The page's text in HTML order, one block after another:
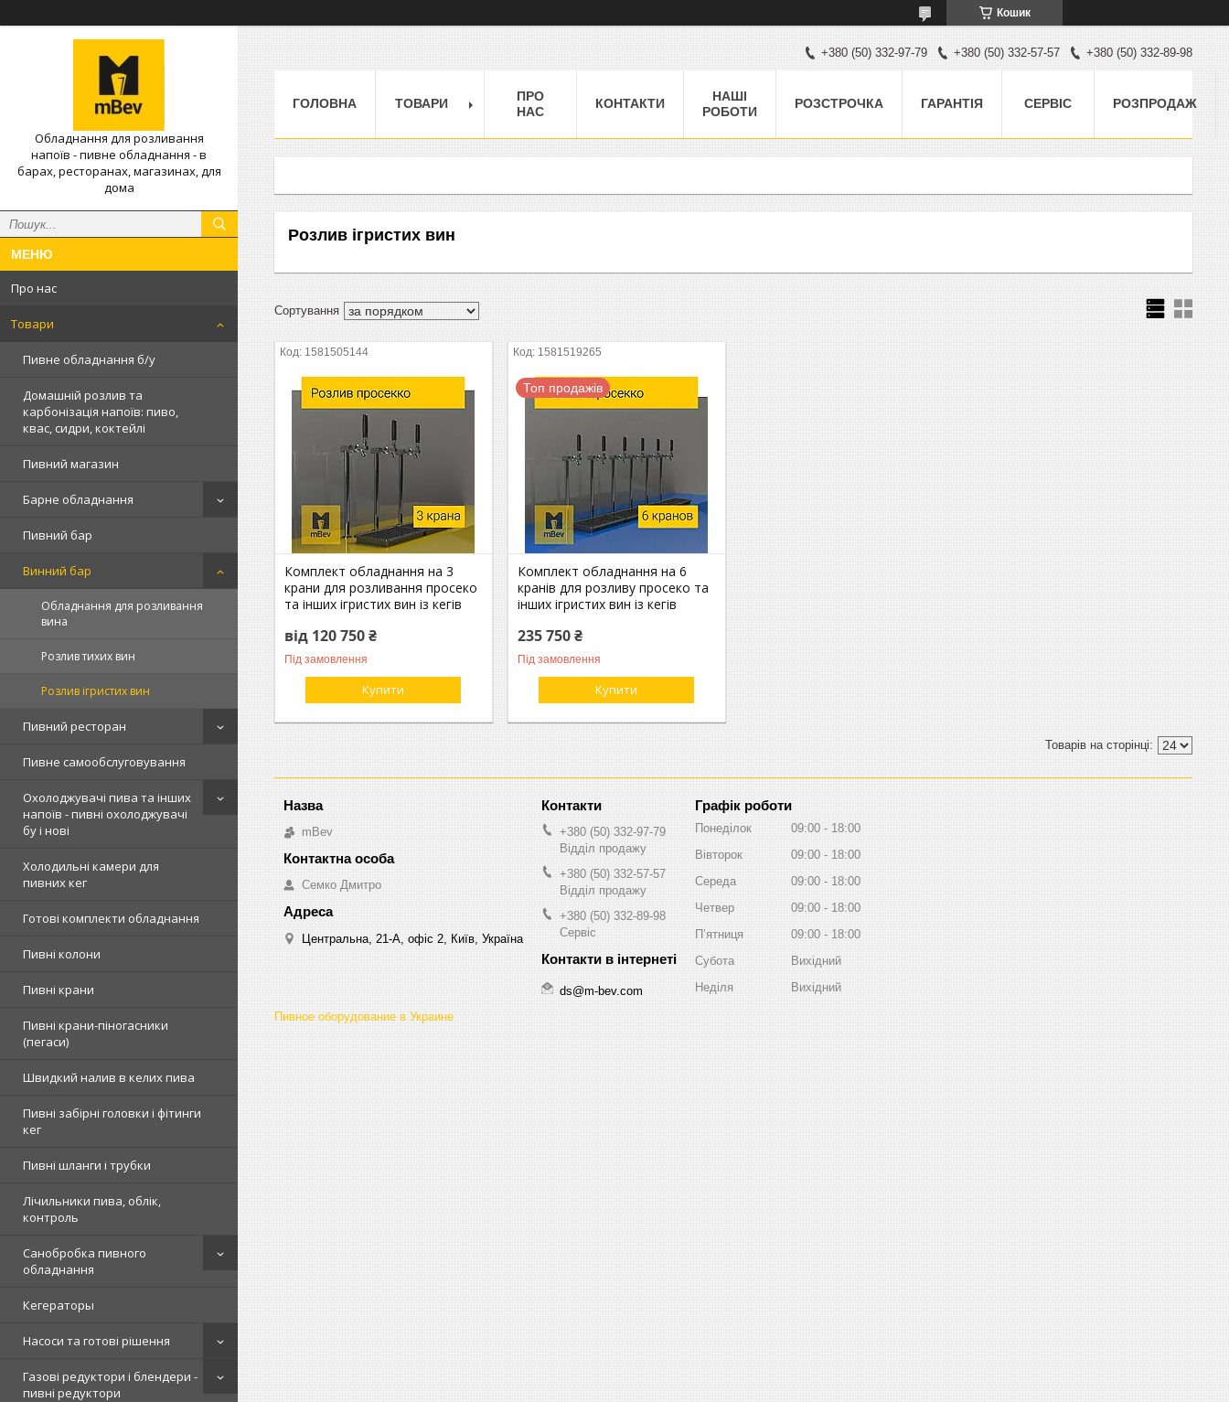
Кошик
Обладнання для розливання
напоїв - пивне обладнання - в
барах, ресторанах, магазинах, для
дома
Про нас
Товари
Пивне обладнання б/у
Домашній розлив та
карбонізація напоїв: пиво,
квас, сидри, коктейлі
Пивний магазин
Барне обладнання
Пивний бар
Винний бар
Обладнання для розливання
вина
Розлив тихих вин
Розлив ігристих вин
Пивний ресторан
Пивне самообслуговування
Охолоджувачі пива та інших
напоїв - пивні охолоджувачі
бу і нові
Холодильні камери для
пивних кег
Готові комплекти обладнання
Пивні колони
Пивні крани
Пивні крани-піногасники
(пегаси)
Швидкий налив в келих пива
Пивні забірні головки і фітинги
кег
Пивні шланги і трубки
Лічильники пива, облік,
контроль
Санобробка пивного
обладнання
Кегераторы
Насоси та готові рішення
Газові редуктори і блендери -
пивні редуктори
+380 (50) 332-97-79 +380 (50) 332-57-57 +380 (50) 332-89-98
ГОЛОВНА ТОВАРИ
ПРО
НАС
КОНТАКТИ
НАШІ
РОБОТИ
РОЗСТРОЧКА ГАРАНТІЯ СЕРВІС РОЗПРОДАЖ
Розлив ігристих вин
1581505144
Комплект обладнання на 3
крани для розливання просеко
та інших ігристих вин із кегів
від 120 750 ₴
Під замовлення
Купити
1581519265
Топ продажів
Комплект обладнання на 6
кранів для розливу просеко та
інших ігристих вин із кегів
235 750 ₴
Під замовлення
Купити
mBev
Cемко Дмитро
Центральна, 21-А, офіс 2, Київ, Україна
+380 (50) 332-97-79
Відділ продажу
+380 (50) 332-57-57
Відділ продажу
+380 (50) 332-89-98
Сервіс
ds@m-bev.com
Графік роботи
Понеділок 09:00
18:00
Вівторок
09:00
18:00
Середа
09:00
18:00
Четвер
09:00
18:00
Пʼятниця
09:00
18:00
Субота
Вихідний
Неділя
Вихідний
Пивное оборудование в Украине